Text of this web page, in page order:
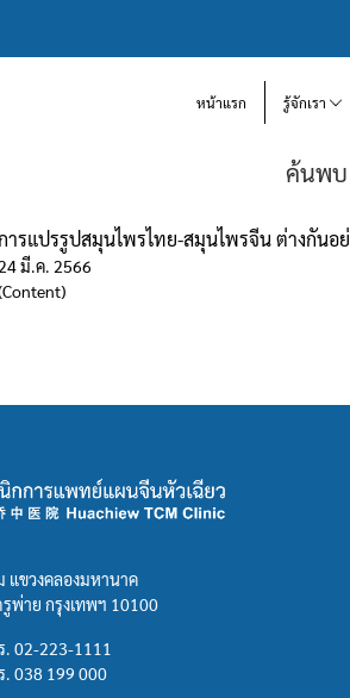
หน้าแรก รู้จักเรา
ค้นพบ
ารแปรรูปสมุนไพรไทย-สมุนไพรจีน ต่างกันอย่
มี.ค. 2566
แขวงคลองมหานาค
พ่าย กรุงเทพฯ 10100
. 02-223-1111
. 038 199 000